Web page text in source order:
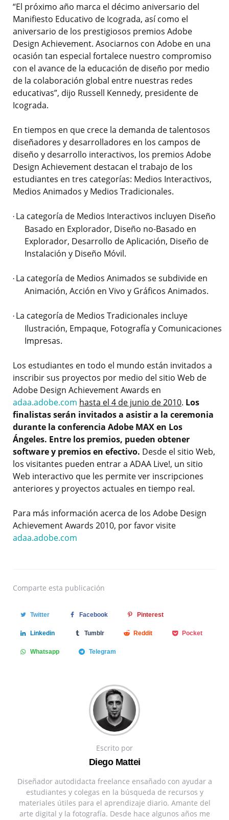
“El próximo año marca el décimo aniversario del
Manifiesto Educativo de Icograda, así como el
aniversario de los prestigiosos premios Adobe
Design Achievement. Asociarnos con Adobe en una
ocasión tan especial fortalece nuestro compromiso
con el avance de la educación de diseño por medio
de la colaboración global entre nuestras redes
educativas”, dijo Russell Kennedy, presidente de
Icograda.
En tiempos en que crece la demanda de talentosos
diseñadores y desarrolladores en los campos de
diseño y desarrollo interactivos, los premios Adobe
Design Achievement destacan el trabajo de los
estudiantes en tres categorías: Medios Interactivos,
Medios Animados y Medios Tradicionales.
· La categoría de Medios Interactivos incluyen Diseño
Basado en Explorador, Diseño no-Basado en
Explorador, Desarrollo de Aplicación, Diseño de
Instalación y Diseño Móvil.
· La categoría de Medios Animados se subdivide en
Animación, Acción en Vivo y Gráficos Animados.
· La categoría de Medios Tradicionales incluye
Ilustración, Empaque, Fotografía y Comunicaciones
Impresas.
Los estudiantes en todo el mundo están invitados a
inscribir sus proyectos por medio del sitio Web de
Adobe Design Achievement Awards en
adaa.adobe.com hasta el 4 de junio de 2010. Los
finalistas serán invitados a asistir a la ceremonia
durante la conferencia Adobe MAX en Los
Ángeles. Entre los premios, pueden obtener
software y premios en efectivo. Desde el sitio Web,
los visitantes pueden entrar a ADAA Live!, un sitio
Web interactivo que les permite ver inscripciones
anteriores y proyectos actuales en tiempo real.
Para más información acerca de los Adobe Design
Achievement Awards 2010, por favor visite
adaa.adobe.com
Comparte esta publicación
Twitter Facebook Pinterest
Linkedin Tumblr Reddit Pocket
Whatsapp Telegram
Escrito por
Diego Mattei
Diseñador autodidacta freelance ensañado con ayudar a
estudiantes y colegas en la búsqueda de recursos y
materiales útiles para el aprendizaje diario. Amante del
arte digital y la fotografía. Desde hace algunos años me